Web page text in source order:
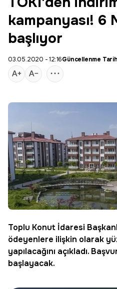
kampanyası! 6
başlıyor
03.05.2020 - 12:16Güncellenme
Toplu Konut İdaresi
ödeyenlere ilişkin olarak
yapılacağını açıkladı.
başlayacak.